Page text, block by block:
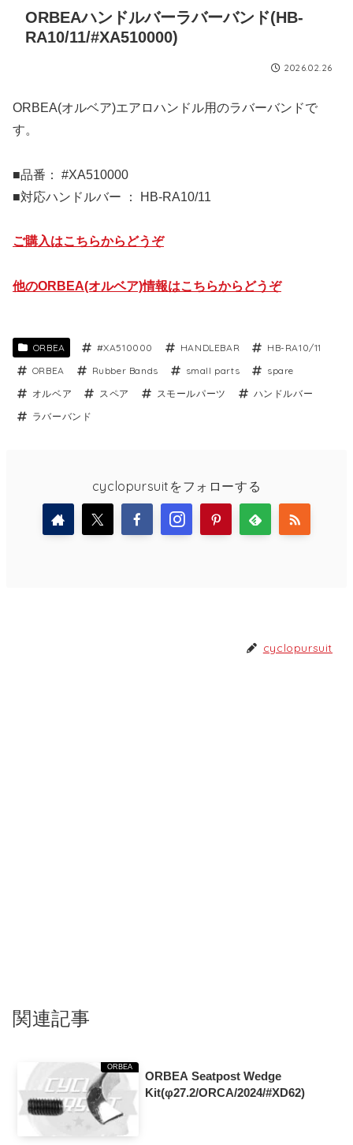
ORBEAハンドルバーラバーバンド(HB-
RA10/11/#XA510000)
2026.02.26
ORBEA(オルベア)エアロハンドル用のラバーバンドで
す。
■品番： #XA510000
■対応ハンドルバー ： HB-RA10/11
ご購入はこちらからどうぞ
他のORBEA(オルベア)情報はこちらからどうぞ
ORBEA #XA510000 HANDLEBAR
HB-RA10/11
ORBEA
Rubber Bands small parts
spare
オルベア
スペア スモールパーツ
ハンドルバー
ラバーバンド
cyclopursuitをフォローする
cyclopursuit
関連記事
ORBEA
ORBEA Seatpost Wedge
Kit(φ27.2/ORCA/2024/#XD62)